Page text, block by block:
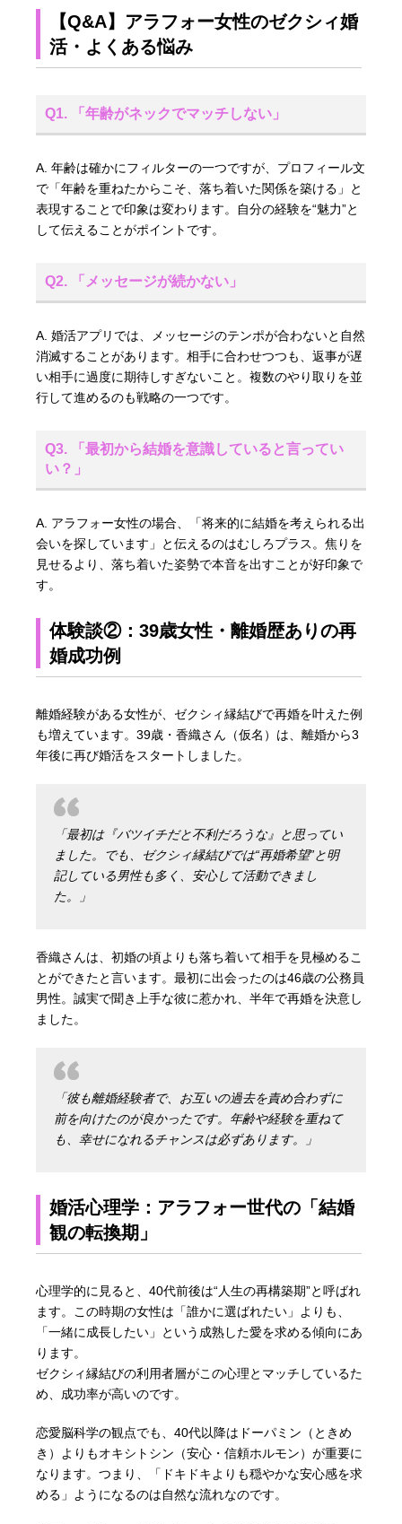
【Q&A】アラフォー女性のゼクシィ婚
活・よくある悩み
Q1. 「年齢がネックでマッチしない」
A. 年齢は確かにフィルターの一つですが、プロフィール文
で「年齢を重ねたからこそ、落ち着いた関係を築ける」と
表現することで印象は変わります。自分の経験を“魅力”と
して伝えることがポイントです。
Q2. 「メッセージが続かない」
A. 婚活アプリでは、メッセージのテンポが合わないと自然
消滅することがあります。相手に合わせつつも、返事が遅
い相手に過度に期待しすぎないこと。複数のやり取りを並
行して進めるのも戦略の一つです。
Q3. 「最初から結婚を意識していると言ってい
い？」
A. アラフォー女性の場合、「将来的に結婚を考えられる出
会いを探しています」と伝えるのはむしろプラス。焦りを
見せるより、落ち着いた姿勢で本音を出すことが好印象で
す。
体験談②：39歳女性・離婚歴ありの再
婚成功例
離婚経験がある女性が、ゼクシィ縁結びで再婚を叶えた例
も増えています。39歳・香織さん（仮名）は、離婚から3
年後に再び婚活をスタートしました。
「最初は『バツイチだと不利だろうな』と思ってい
ました。でも、ゼクシィ縁結びでは“再婚希望”と明
記している男性も多く、安心して活動できまし
た。」
香織さんは、初婚の頃よりも落ち着いて相手を見極めるこ
とができたと言います。最初に出会ったのは46歳の公務員
男性。誠実で聞き上手な彼に惹かれ、半年で再婚を決意し
ました。
「彼も離婚経験者で、お互いの過去を責め合わずに
前を向けたのが良かったです。年齢や経験を重ねて
も、幸せになれるチャンスは必ずあります。」
婚活心理学：アラフォー世代の「結婚
観の転換期」
心理学的に見ると、40代前後は“人生の再構築期”と呼ばれ
ます。この時期の女性は「誰かに選ばれたい」よりも、
「一緒に成長したい」という成熟した愛を求める傾向にあ
ります。
ゼクシィ縁結びの利用者層がこの心理とマッチしているた
め、成功率が高いのです。
恋愛脳科学の観点でも、40代以降はドーパミン（ときめ
き）よりもオキシトシン（安心・信頼ホルモン）が重要に
なります。つまり、「ドキドキよりも穏やかな安心感を求
める」ようになるのは自然な流れなのです。